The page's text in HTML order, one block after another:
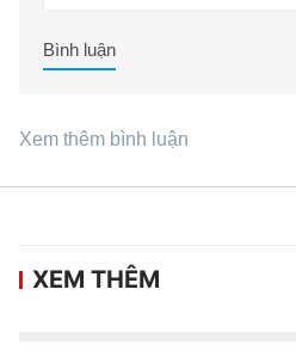
Bình luận
Xem thêm bình luận
XEM THÊM